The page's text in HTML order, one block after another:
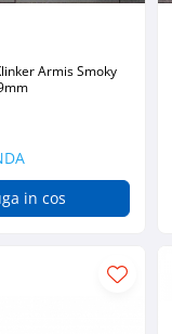
Armis Smoky
in cos